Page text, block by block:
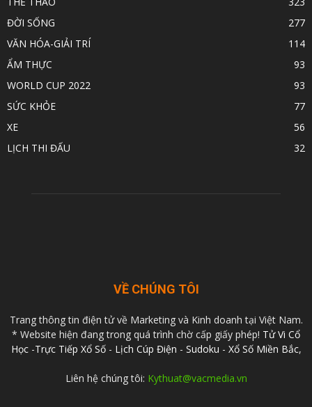
ĐỜI SỐNG
277
VĂN HÓA-GIẢI TRÍ
114
ẨM THỰC
93
WORLD CUP 2022
93
SỨC KHỎE
77
XE
56
LỊCH THI ĐẤU
32
VỀ CHÚNG TÔI
Trang thông tin điện tử về Marketing và Kinh doanh tại Việt Nam.
* Website hiện đang trong quá trình chờ cấp giấy phép! Tử Vi Cổ
Học-Trực Tiếp Xổ Số- Lịch Cúp Điện - Sudoku - Xổ Số Miền Bắc,
Liên hệ chúng tôi: Kythuat@vacmedia.vn